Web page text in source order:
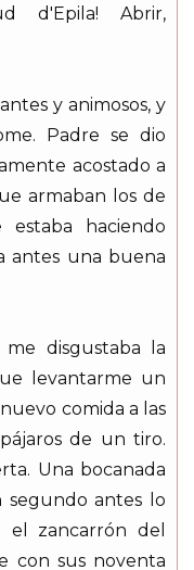
d'Epila! Abrir,
y animosos, y
Padre se dio
acostado a
armaban los de
estaba haciendo
antes una buena
disgustaba la
levantarme un
comida a las
de un tiro.
Una bocanada
antes lo
zancarrón del
con sus noventa